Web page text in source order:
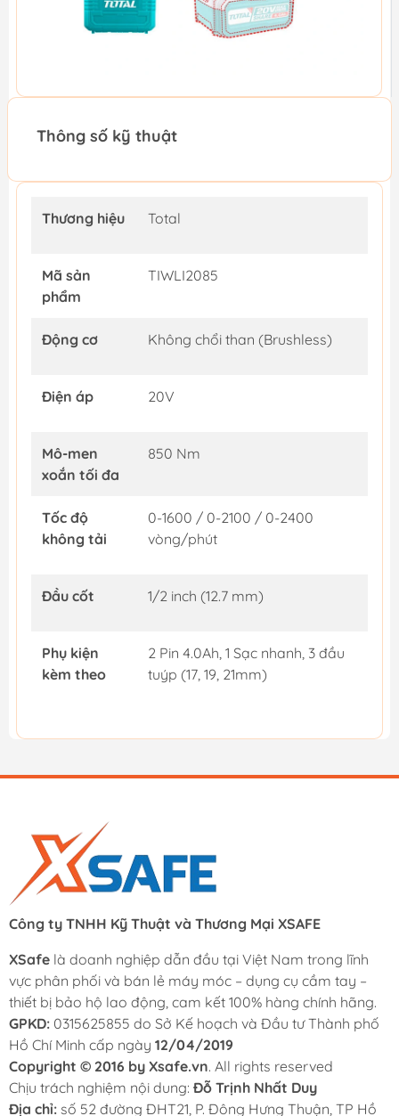
Thông số kỹ thuật
Thương hiệu Total
Mã sản
phẩm
TIWLI2085
Động cơ Không chổi than (Brushless)
Điện áp 20V
Mô-men
xoắn tối đa
850 Nm
Tốc độ
không tải
0-1600 / 0-2100 / 0-2400
vòng/phút
Đầu cốt 1/2 inch (12.7 mm)
Phụ kiện
kèm theo
2 Pin 4.0Ah, 1 Sạc nhanh, 3 đầu
tuýp (17, 19, 21mm)
Công ty TNHH Kỹ Thuật và Thương Mại XSAFE
XSafe là doanh nghiệp dẫn đầu tại Việt Nam trong lĩnh
vực phân phối và bán lẻ máy móc – dụng cụ cầm tay –
thiết bị bảo hộ lao động, cam kết 100% hàng chính hãng.
GPKD: 0315625855 do Sở Kế hoạch và Đầu tư Thành phố
Hồ Chí Minh cấp ngày 12/04/2019
Copyright © 2016 by Xsafe.vn. All rights reserved
Chịu trách nghiệm nội dung: Đỗ Trịnh Nhất Duy
Địa chỉ: số 52 đường ĐHT21, P. Đông Hưng Thuận, TP Hồ